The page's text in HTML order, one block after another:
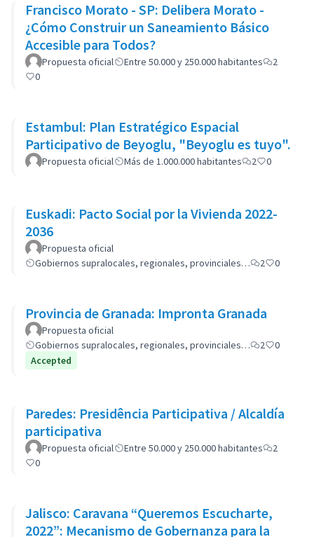
Francisco Morato - SP: Delibera Morato -
¿Cómo Construir un Saneamiento Básico
Accesible para Todos?
Propuesta oficial Entre 50.000 y 250.000 habitantes
2
0
Estambul: Plan Estratégico Espacial
Participativo de Beyoglu, "Beyoglu es tuyo".
Propuesta oficial Más de 1.000.000 habitantes 2 0
Euskadi: Pacto Social por la Vivienda 2022-
2036
Propuesta oficial
Gobiernos supralocales, regionales, provinciales…
2 0
Provincia de Granada: Impronta Granada
Propuesta oficial
Gobiernos supralocales, regionales, provinciales…
2
0
Accepted
Paredes: Presidência Participativa / Alcaldía
participativa
Propuesta oficial Entre 50.000 y 250.000 habitantes
2
0
Jalisco: Caravana “Queremos Escucharte,
2022”: Mecanismo de Gobernanza para la